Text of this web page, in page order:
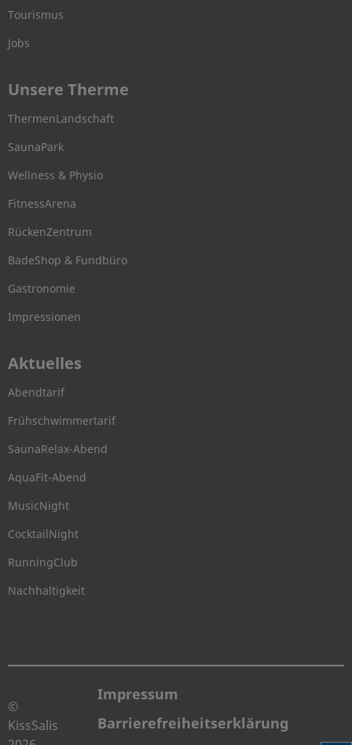
Tourismus
Jobs
Unsere Therme
ThermenLandschaft
SaunaPark
Wellness & Physio
FitnessArena
RückenZentrum
BadeShop & Fundbüro
Gastronomie
Impressionen
Aktuelles
Abendtarif
Frühschwimmertarif
SaunaRelax-Abend
AquaFit-Abend
MusicNight
CocktailNight
RunningClub
Nachhaltigkeit
©
KissSalis
Impressum
Barrierefreiheitserklärung